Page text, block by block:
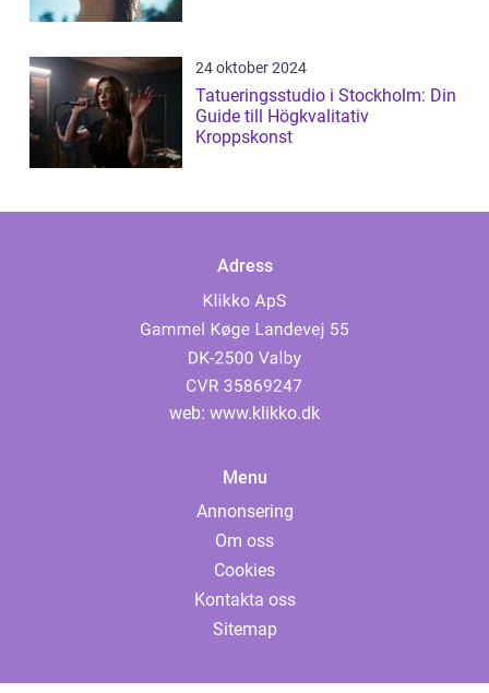
24 oktober 2024
Tatueringsstudio i Stockholm: Din
Guide till Högkvalitativ
Kroppskonst
Adress
web: www.klikko.dk
Menu
Annonsering
Om oss
Cookies
Kontakta oss
Sitemap